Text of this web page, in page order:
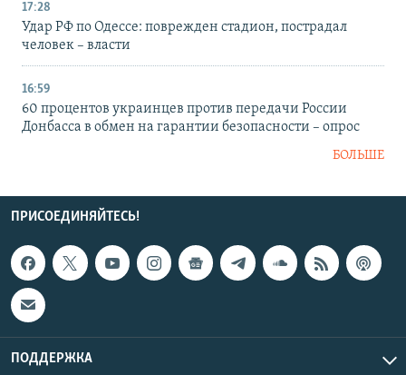
17:28
Удар РФ по Одессе: поврежден стадион, пострадал
человек – власти
16:59
60 процентов украинцев против передачи России
Донбасса в обмен на гарантии безопасности – опрос
БОЛЬШЕ
ПРИСОЕДИНЯЙТЕСЬ!
ПОДДЕРЖКА